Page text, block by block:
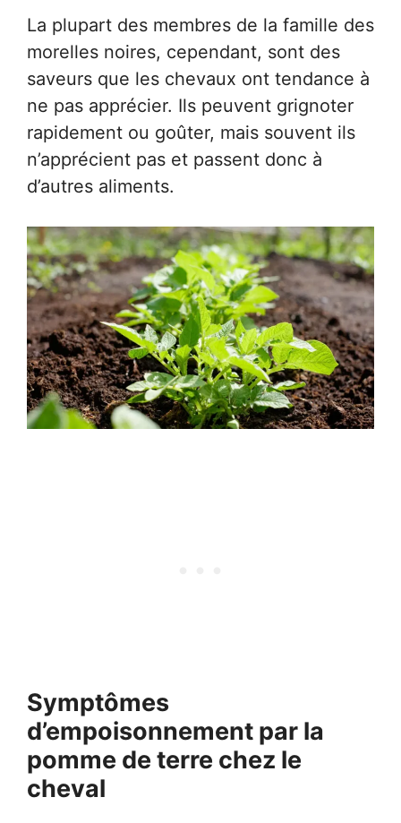
La plupart des membres de la famille des
morelles noires, cependant, sont des
saveurs que les chevaux ont tendance à
ne pas apprécier. Ils peuvent grignoter
rapidement ou goûter, mais souvent ils
n’apprécient pas et passent donc à
d’autres aliments.
Symptômes
d’empoisonnement par la
pomme de terre chez le
cheval